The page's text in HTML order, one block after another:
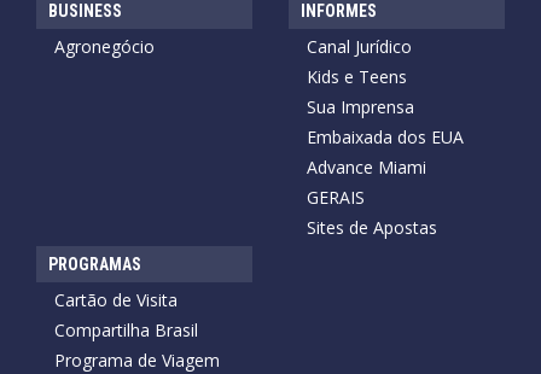
BUSINESS
Agronegócio
INFORMES
Canal Jurídico
Kids e Teens
Sua Imprensa
Embaixada dos EUA
Advance Miami
GERAIS
Sites de Apostas
PROGRAMAS
Cartão de Visita
Compartilha Brasil
Programa de Viagem